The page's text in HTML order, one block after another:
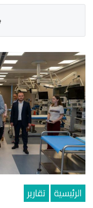
الرئيسية تقارير